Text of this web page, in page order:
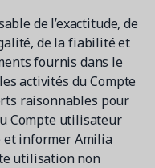
de l’exactitude, de
de la fiabilité et
fournis dans le
activités du Compte
raisonnables pour
Compte utilisateur
informer Amilia
utilisation non